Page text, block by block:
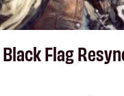
Flag